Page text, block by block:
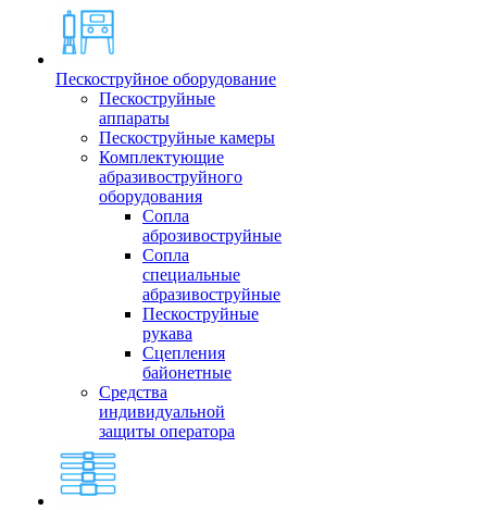
Пескоструйное оборудование
Пескоструйные
аппараты
Пескоструйные камеры
Комплектующие
абразивоструйного
оборудования
Сопла
аброзивоструйные
Сопла
специальные
абразивоструйные
Пескоструйные
рукава
Сцепления
байонетные
Средства
индивидуальной
защиты оператора